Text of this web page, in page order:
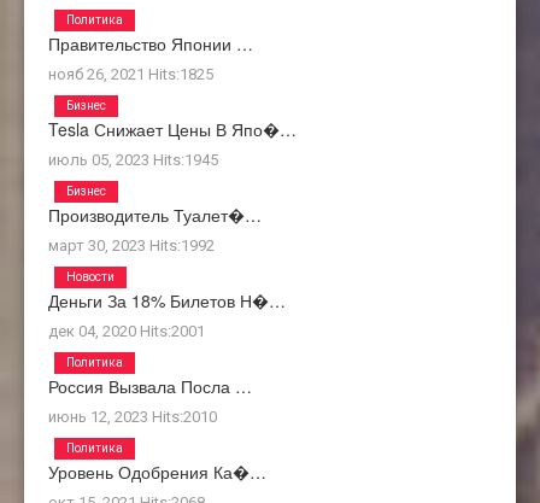
Правительство Японии …
нояб 26, 2021 Hits:1825
Политика
Tesla Снижает Цены В Япо�…
июль 05, 2023 Hits:1945
Бизнес
Производитель Туалет�…
март 30, 2023 Hits:1992
Бизнес
Деньги За 18% Билетов Н�…
дек 04, 2020 Hits:2001
Новости
Россия Вызвала Посла …
июнь 12, 2023 Hits:2010
Политика
Уровень Одобрения Ка�…
Политика